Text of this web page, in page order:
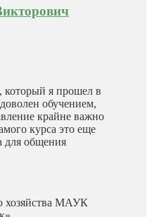
который я прошел в
обучением,
крайне важно
курса это еще
для общения
хозяйства МАУК